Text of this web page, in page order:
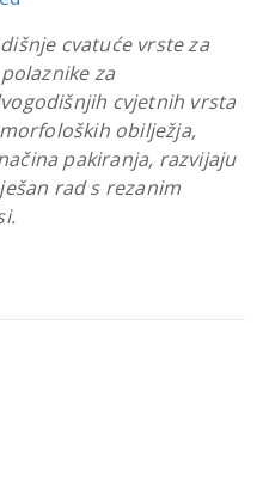
cvatuće vrste za
za
cvjetnih vrsta
obilježja,
pakiranja, razvijaju
rad s rezanim